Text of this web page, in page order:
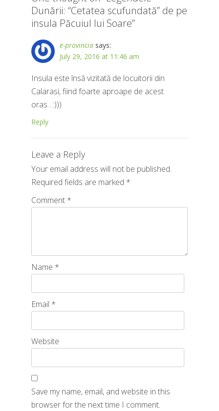
Dunării: “Cetatea scufundată” de pe
insula Păcuiul lui Soare”
e-provincia says:
July 29, 2016 at 11:46 am
Insula este însă vizitată de locuitorii din
Calarasi, fiind foarte aproape de acest
oras…:)))
Reply
Leave a Reply
Your email address will not be published.
Required fields are marked *
Comment *
Name *
Email *
Website
Save my name, email, and website in this
browser for the next time I comment.